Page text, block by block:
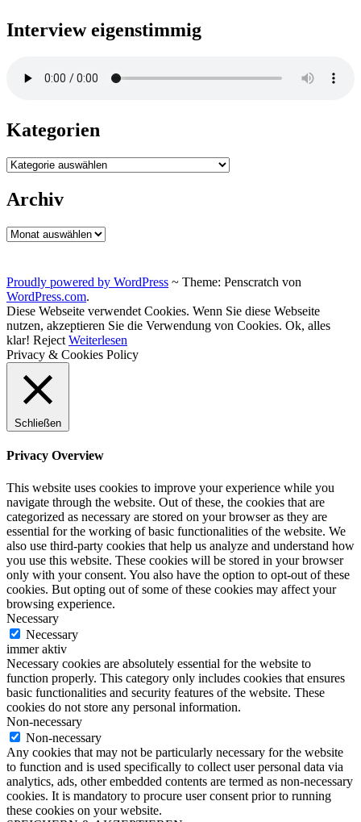
Interview eigenstimmig
Kategorien
Kategorien
Archiv
Archiv
Proudly powered by WordPress ~ Theme: Penscratch von
WordPress.com.
Diese Webseite verwendet Cookies. Wenn Sie diese Webseite
nutzen, akzeptieren Sie die Verwendung von Cookies. Ok, alles
klar! Reject Weiterlesen
Privacy & Cookies Policy
Schließen
Privacy Overview
This website uses cookies to improve your experience while you
navigate through the website. Out of these, the cookies that are
categorized as necessary are stored on your browser as they are
essential for the working of basic functionalities of the website. We
also use third-party cookies that help us analyze and understand how
you use this website. These cookies will be stored in your browser
only with your consent. You also have the option to opt-out of these
cookies. But opting out of some of these cookies may affect your
browsing experience.
Necessary
Necessary
immer aktiv
Necessary cookies are absolutely essential for the website to
function properly. This category only includes cookies that ensures
basic functionalities and security features of the website. These
cookies do not store any personal information.
Non-necessary
Non-necessary
Any cookies that may not be particularly necessary for the website
to function and is used specifically to collect user personal data via
analytics, ads, other embedded contents are termed as non-necessary
cookies. It is mandatory to procure user consent prior to running
these cookies on your website.